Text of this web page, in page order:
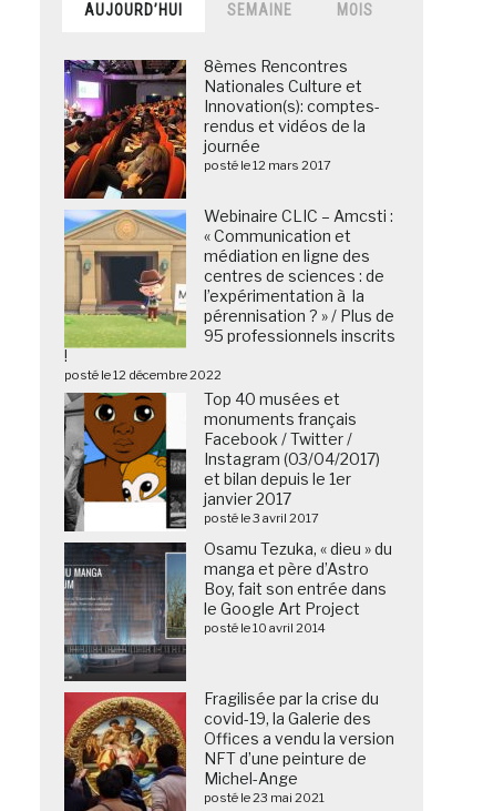
AUJOURD’HUI SEMAINE MOIS
8èmes Rencontres
Nationales Culture et
Innovation(s): comptes-
rendus et vidéos de la
journée
posté le 12 mars 2017
Webinaire CLIC – Amcsti :
« Communication et
médiation en ligne des
centres de sciences : de
l’expérimentation à la
pérennisation ? » / Plus de
95 professionnels inscrits
!
posté le 12 décembre 2022
Top 40 musées et
monuments français
Facebook / Twitter /
Instagram (03/04/2017)
et bilan depuis le 1er
janvier 2017
posté le 3 avril 2017
Osamu Tezuka, « dieu » du
manga et père d’Astro
Boy, fait son entrée dans
le Google Art Project
posté le 10 avril 2014
Fragilisée par la crise du
covid-19, la Galerie des
Offices a vendu la version
NFT d’une peinture de
Michel-Ange
posté le 23 mai 2021